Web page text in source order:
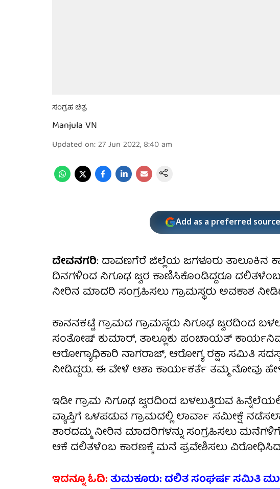
ಸಂಗ್ರಹ ಚಿತ್ರ
Manjula VN
Updated on:27 Jun 2022, 8:40 am
Add as a preferred
ದೇವನಗರಿ: ದಾವಣಗೆರೆ ಜಿಲ್ಲೆಯ ಜಗಳೂರು ತಾಲೂಕಿನ
ದಿನಗಳಿಂದ ನಿಗೂಢ ಜ್ವರ ಕಾಣಿಸಿಕೊಂಡಿದ್ದರೂ
ನೀರಿನ ಮಾದರಿ ಸಂಗ್ರಹಿಸಲು ಗ್ರಾಮಸ್ಥರು ಅವಕಾಶ
ಕಾನನಕಟ್ಟೆ ಗ್ರಾಮದ ಗ್ರಾಮಸ್ಥರು ನಿಗೂಢ ಜ್ವರದಿಂದ
ಸಂತೋಷ್ ಕುಮಾರ್, ತಾಲ್ಲೂಕು ಪಂಚಾಯತ್
ಆರೋಗ್ಯಾಧಿಕಾರಿ ನಾಗರಾಜ್, ಆರೋಗ್ಯ ರಕ್ಷಾ ಸಮಿತಿ
ನೀಡಿದ್ದರು. ಈ ವೇಳೆ ಆಶಾ ಕಾರ್ಯಕರ್ತೆ ತಮ್ಮ ನೋವು
ಇಡೀ ಗ್ರಾಮ ನಿಗೂಢ ಜ್ವರದಿಂದ ಬಳಲುತ್ತಿರುವ
ವ್ಯಾಪ್ತಿಗೆ ಒಳಪಡುವ ಗ್ರಾಮದಲ್ಲಿ ಲಾರ್ವಾ ಸಮೀಕ್ಷೆ
ಶಾರದಮ್ಮ ನೀರಿನ ಮಾದರಿಗಳನ್ನು ಸಂಗ್ರಹಿಸಲು ಮನೆಗಳಿಗೆ
ಆಕೆ ದಲಿತಳೆಂಬ ಕಾರಣಕ್ಕೆ ಮನೆ ಪ್ರವೇಶಿಸಲು
ಇದನ್ನೂ ಓದಿ:ತುಮಕೂರು: ದಲಿತ ಸಂಘರ್ಷ ಸಮಿತಿ